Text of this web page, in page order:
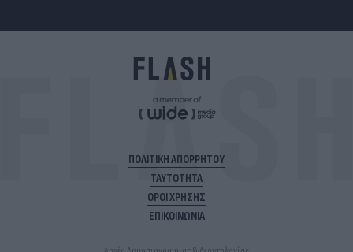
ΠΟΛΙΤΙΚΗ ΑΠΟΡΡΗΤΟΥ
ΤΑΥΤΟΤΗΤΑ
ΟΡΟΙ ΧΡΗΣΗΣ
ΕΠΙΚΟΙΝΩΝΙΑ